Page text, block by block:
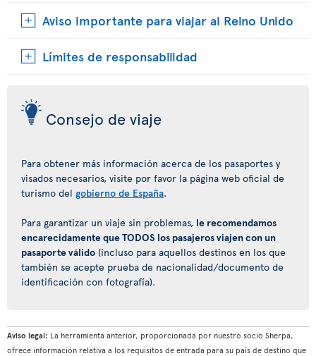
Aviso importante para viajar al Reino Unido
Límites de responsabilidad
Consejo de viaje
Para obtener más información acerca de los pasaportes y
visados necesarios, visite por favor la página web oficial de
turismo del gobierno de España.
Para garantizar un viaje sin problemas, le recomendamos
encarecidamente que TODOS los pasajeros viajen con un
pasaporte válido (incluso para aquellos destinos en los que
también se acepte prueba de nacionalidad/documento de
identificación con fotografía).
Aviso legal: La herramienta anterior, proporcionada por nuestro socio Sherpa,
ofrece información relativa a los requisitos de entrada para su país de destino que